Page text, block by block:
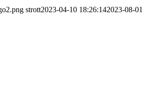
strott2023-04-10 18:26:142023-08-01